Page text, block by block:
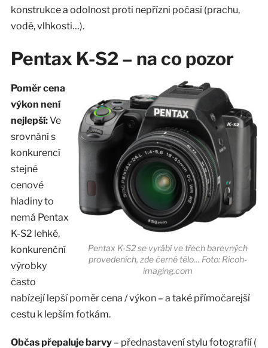
konstrukce a odolnost proti nepřízni počasí (prachu,
vodě, vlhkosti…).
Pentax K-S2 – na co pozor
Pentax K-S2 se vyrábí ve třech barevných
provedeních, zde černé tělo… Foto: Ricoh-
imaging.com
Poměr cena
výkon není
nejlepší:Ve
srovnání s
konkurencí
stejné
cenové
hladiny to
nemá Pentax
K-S2 lehké,
konkurenční
výrobky
často
nabízejí lepší poměr cena / výkon – a také přímočarejší
cestu k lepším fotkám.
Občas přepaluje barvy– přednastavení stylu fotografií (